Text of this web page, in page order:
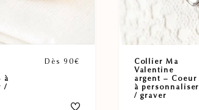
à
/
Dès 90€
Collier Ma
Valentine
argent – Coeur
à personnaliser
/ graver